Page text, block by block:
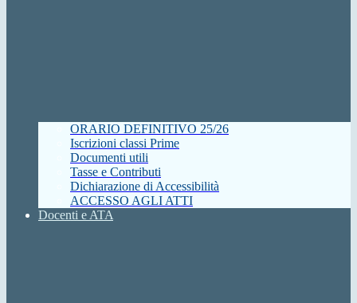
ORARIO DEFINITIVO 25/26
Iscrizioni classi Prime
Documenti utili
Tasse e Contributi
Dichiarazione di Accessibilità
ACCESSO AGLI ATTI
Docenti e ATA